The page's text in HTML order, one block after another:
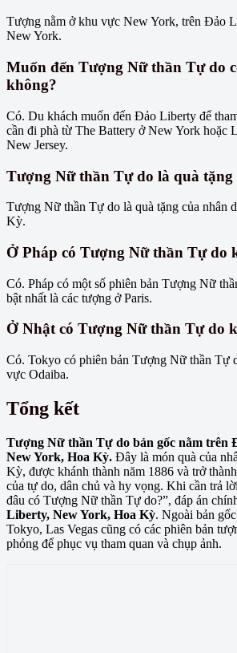
Tượng nằm ở khu vực New York, trên Đảo
New York.
Muốn đến Tượng Nữ thần Tự do
không?
Có. Du khách muốn đến Đảo Liberty để
cần đi phà từ The Battery ở New York hoặc
New Jersey.
Tượng Nữ thần Tự do là quà tặng
Tượng Nữ thần Tự do là quà tặng của nhân
Kỳ.
Ở Pháp có Tượng Nữ thần Tự do
Có. Pháp có một số phiên bản Tượng Nữ
bật nhất là các tượng ở Paris.
Ở Nhật có Tượng Nữ thần Tự do
Có. Tokyo có phiên bản Tượng Nữ thần Tự
vực Odaiba.
Tổng kết
Tượng Nữ thần Tự do bản gốc nằm trên
New York, Hoa Kỳ. Đây là món quà của
Kỳ, được khánh thành năm 1886 và trở
của tự do, dân chủ và hy vọng. Khi cần trả
đâu có Tượng Nữ thần Tự do?”, đáp án
Liberty, New York, Hoa Kỳ. Ngoài bản
Tokyo, Las Vegas cũng có các phiên bản
phỏng để phục vụ tham quan và chụp ảnh.